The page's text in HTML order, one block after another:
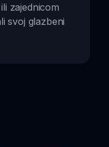
zajednicom
svoj glazbeni